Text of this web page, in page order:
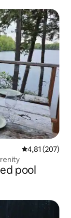
4,81 av 5 i
4,81 (207)
pool